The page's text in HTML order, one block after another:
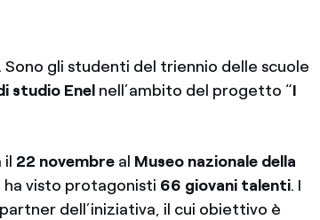
gli studenti del triennio delle scuole
studio Enel nell’ambito del progetto “I
il 22 novembre al Museo nazionale della
ha visto protagonisti 66 giovani talenti. I
dell’iniziativa, il cui obiettivo è